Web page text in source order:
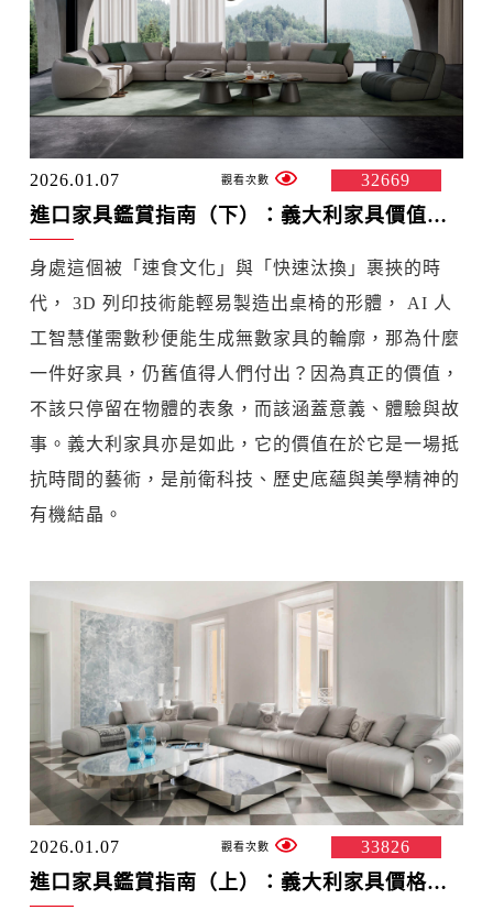
2026.01.07 32669
進口家具鑑賞指南（下）：義大利家具價值在哪裡？揭開原產地、專利技術與美學的隱形資本
身處這個被「速食文化」與「快速汰換」裹挾的時
代， 3D 列印技術能輕易製造出桌椅的形體， AI 人
工智慧僅需數秒便能生成無數家具的輪廓，那為什麼
一件好家具，仍舊值得人們付出？因為真正的價值，
不該只停留在物體的表象，而該涵蓋意義、體驗與故
事。義大利家具亦是如此，它的價值在於它是一場抵
抗時間的藝術，是前衛科技、歷史底蘊與美學精神的
有機結晶。
2026.01.07 33826
進口家具鑑賞指南（上）：義大利家具價格怎麼看？從一張沙發的剖面，讀懂頂級工藝的定價哲學